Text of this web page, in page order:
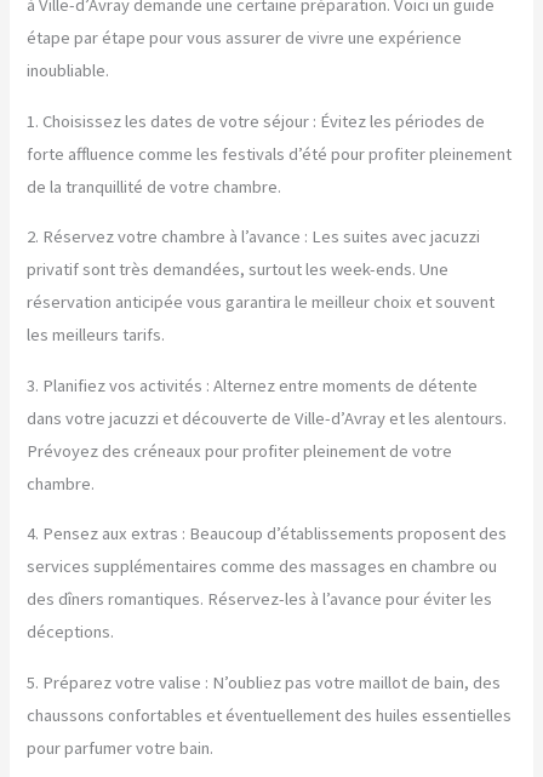
à Ville-d’Avray demande une certaine préparation. Voici un guide
étape par étape pour vous assurer de vivre une expérience
inoubliable.
1. Choisissez les dates de votre séjour : Évitez les périodes de
forte affluence comme les festivals d’été pour profiter pleinement
de la tranquillité de votre chambre.
2. Réservez votre chambre à l’avance : Les suites avec jacuzzi
privatif sont très demandées, surtout les week-ends. Une
réservation anticipée vous garantira le meilleur choix et souvent
les meilleurs tarifs.
3. Planifiez vos activités : Alternez entre moments de détente
dans votre jacuzzi et découverte de Ville-d’Avray et les alentours.
Prévoyez des créneaux pour profiter pleinement de votre
chambre.
4. Pensez aux extras : Beaucoup d’établissements proposent des
services supplémentaires comme des massages en chambre ou
des dîners romantiques. Réservez-les à l’avance pour éviter les
déceptions.
5. Préparez votre valise : N’oubliez pas votre maillot de bain, des
chaussons confortables et éventuellement des huiles essentielles
pour parfumer votre bain.